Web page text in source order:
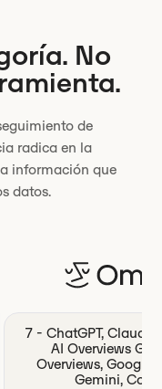
No
de
radica en la
información que
datos.
7 - ChatGPT, Claude,
AI Overviews
Overviews, Google
Gemini,